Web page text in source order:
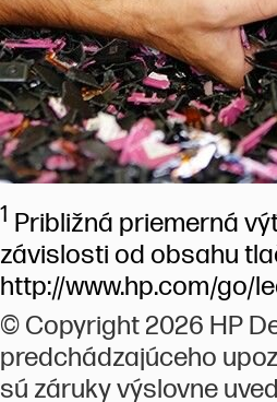
1 Približná priemerná
závislosti od obsahu
http://www.hp.com/go/
© Copyright 2026 HP
predchádzajúceho
sú záruky výslovne